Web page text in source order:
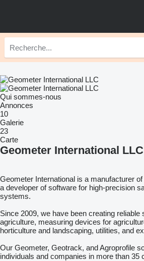
Qui sommes-nous
Annonces
10
Galerie
23
Carte
Geometer International LLC
Geometer International is a manufacturer
a developer of software for high-precision
systems.
Since 2009, we have been creating reliable
agriculture, measuring devices for
horticulture and landscaping, utilities, and
Our Geometer, Geotrack, and Agroprofile
individuals and companies in more than 35